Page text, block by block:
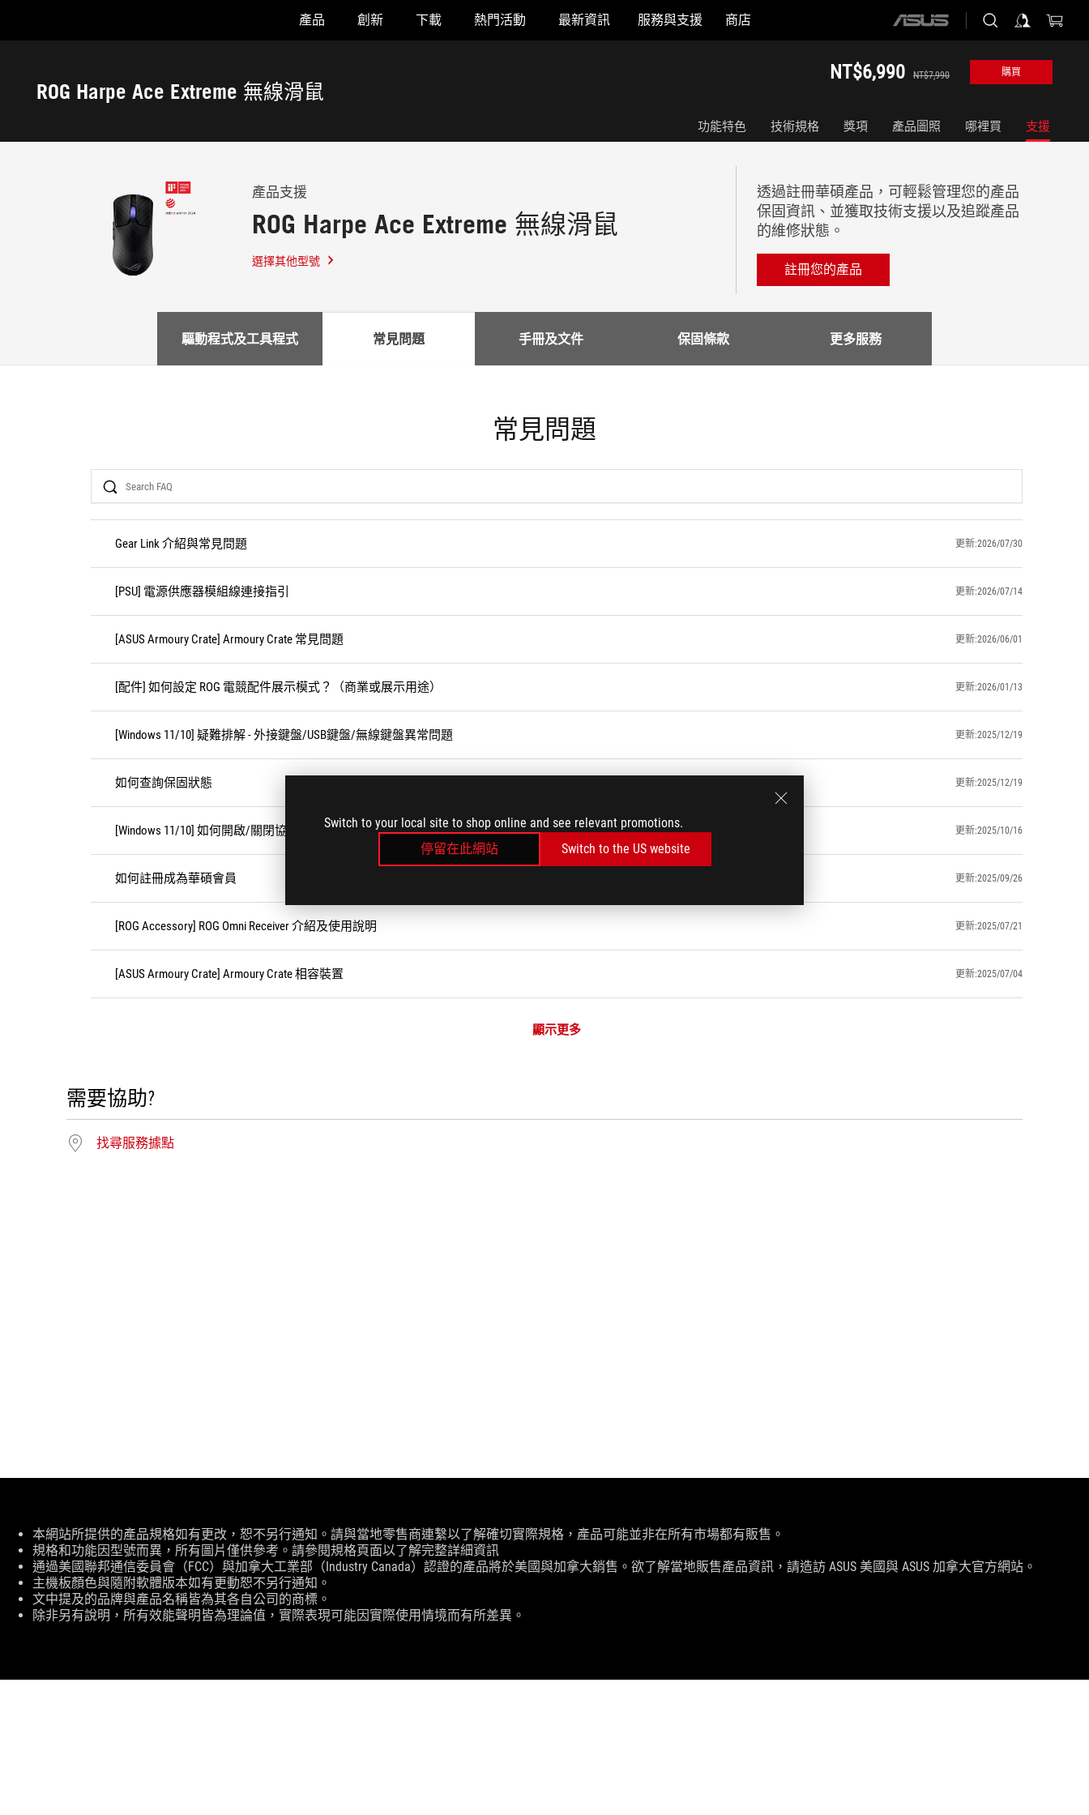
Switch to your local site to shop online and see relevant promotions.
停留在此網站
Switch to the US website
Accessibility links
產品 創新 下載 熱門活動 最新資訊 服務與支援 商店
ASUS
ROG Harpe Ace Extreme 無線滑鼠
NT$6,990 NT$7,990 購買
功能特色 技術規格 獎項 產品圖照 哪裡買 支援
產品支援
ROG Harpe Ace Extreme 無線滑鼠
選擇其他型號
透過註冊華碩產品，可輕鬆管理您的產品
保固資訊、並獲取技術支援以及追蹤產品
的維修狀態。
註冊您的產品
驅動程式及工具程式 常見問題 手冊及文件 保固條款 更多服務
常見問題
Search
Gear Link 介紹與常見問題 更新:2026/07/30
[PSU] 電源供應器模組線連接指引 更新:2026/07/14
[ASUS Armoury Crate] Armoury Crate 常見問題 更新:2026/06/01
[配件] 如何設定 ROG 電競配件展示模式？（商業或展示用途） 更新:2026/01/13
[Windows 11/10] 疑難排解 - 外接鍵盤/USB鍵盤/無線鍵盤異常問題 更新:2025/12/19
如何查詢保固狀態 更新:2025/12/19
[Windows 11/10] 如何開啟/關閉協助工具（朗讀程式） 更新:2025/10/16
如何註冊成為華碩會員 更新:2025/09/26
[ROG Accessory] ROG Omni Receiver 介紹及使用說明 更新:2025/07/21
[ASUS Armoury Crate] Armoury Crate 相容裝置 更新:2025/07/04
顯示更多
需要協助?
找尋服務據點
免
責
聲
明
本網站所提供的產品規格如有更改，恕不另行通知。請與當地零售商連繫以了解確切實際規格，產品可能並非在所有市場都有販售。
規格和功能因型號而異，所有圖片僅供參考。請參閱規格頁面以了解完整詳細資訊
通過美國聯邦通信委員會（FCC）與加拿大工業部（Industry Canada）認證的產品將於美國與加拿大銷售。欲了解當地販售產品資訊，請造訪 ASUS 美國與 ASUS 加拿大官方網站。
主機板顏色與隨附軟體版本如有更動恕不另行通知。
文中提及的品牌與產品名稱皆為其各自公司的商標。
除非另有說明，所有效能聲明皆為理論值，實際表現可能因實際使用情境而有所差異。
ASUS